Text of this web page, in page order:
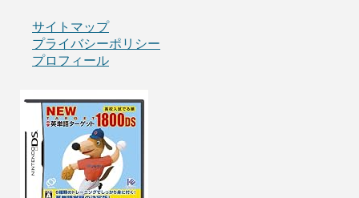
サイトマップ
プライバシーポリシー
プロフィール